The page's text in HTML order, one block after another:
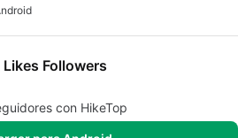
Followers
con HikeTop